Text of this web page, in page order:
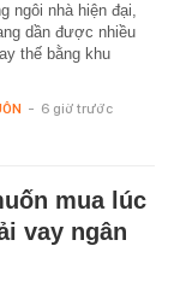
ngôi nhà hiện đại,
dần được nhiều
thế bằng khu
- 6 giờ trước
mua lúc
vay ngân